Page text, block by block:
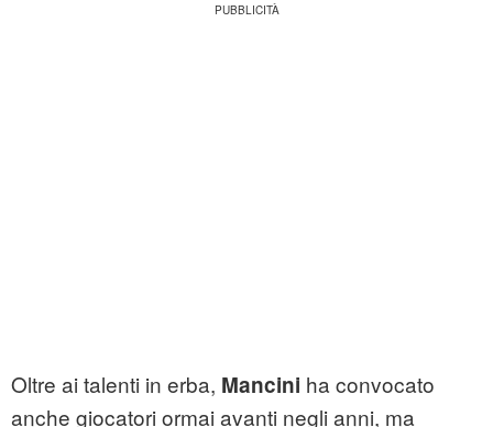
Oltre ai talenti in erba, Mancini ha convocato
anche giocatori ormai avanti negli anni, ma